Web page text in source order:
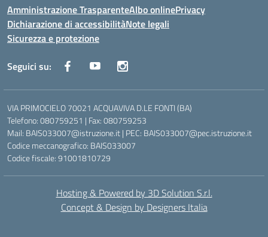
Amministrazione TrasparenteAlbo onlinePrivacy
Dichiarazione di accessibilitàNote legali
Sicurezza e protezione
Seguici su:
VIA PRIMOCIELO 70021 ACQUAVIVA D.LE FONTI (BA)
Telefono: 080759251 | Fax: 080759253
Mail: BAIS033007@istruzione.it | PEC: BAIS033007@pec.istruzione.it
Codice meccanografico: BAIS033007
Codice fiscale: 91001810729
Hosting & Powered by 3D Solution S.r.l.
Concept & Design by Designers Italia